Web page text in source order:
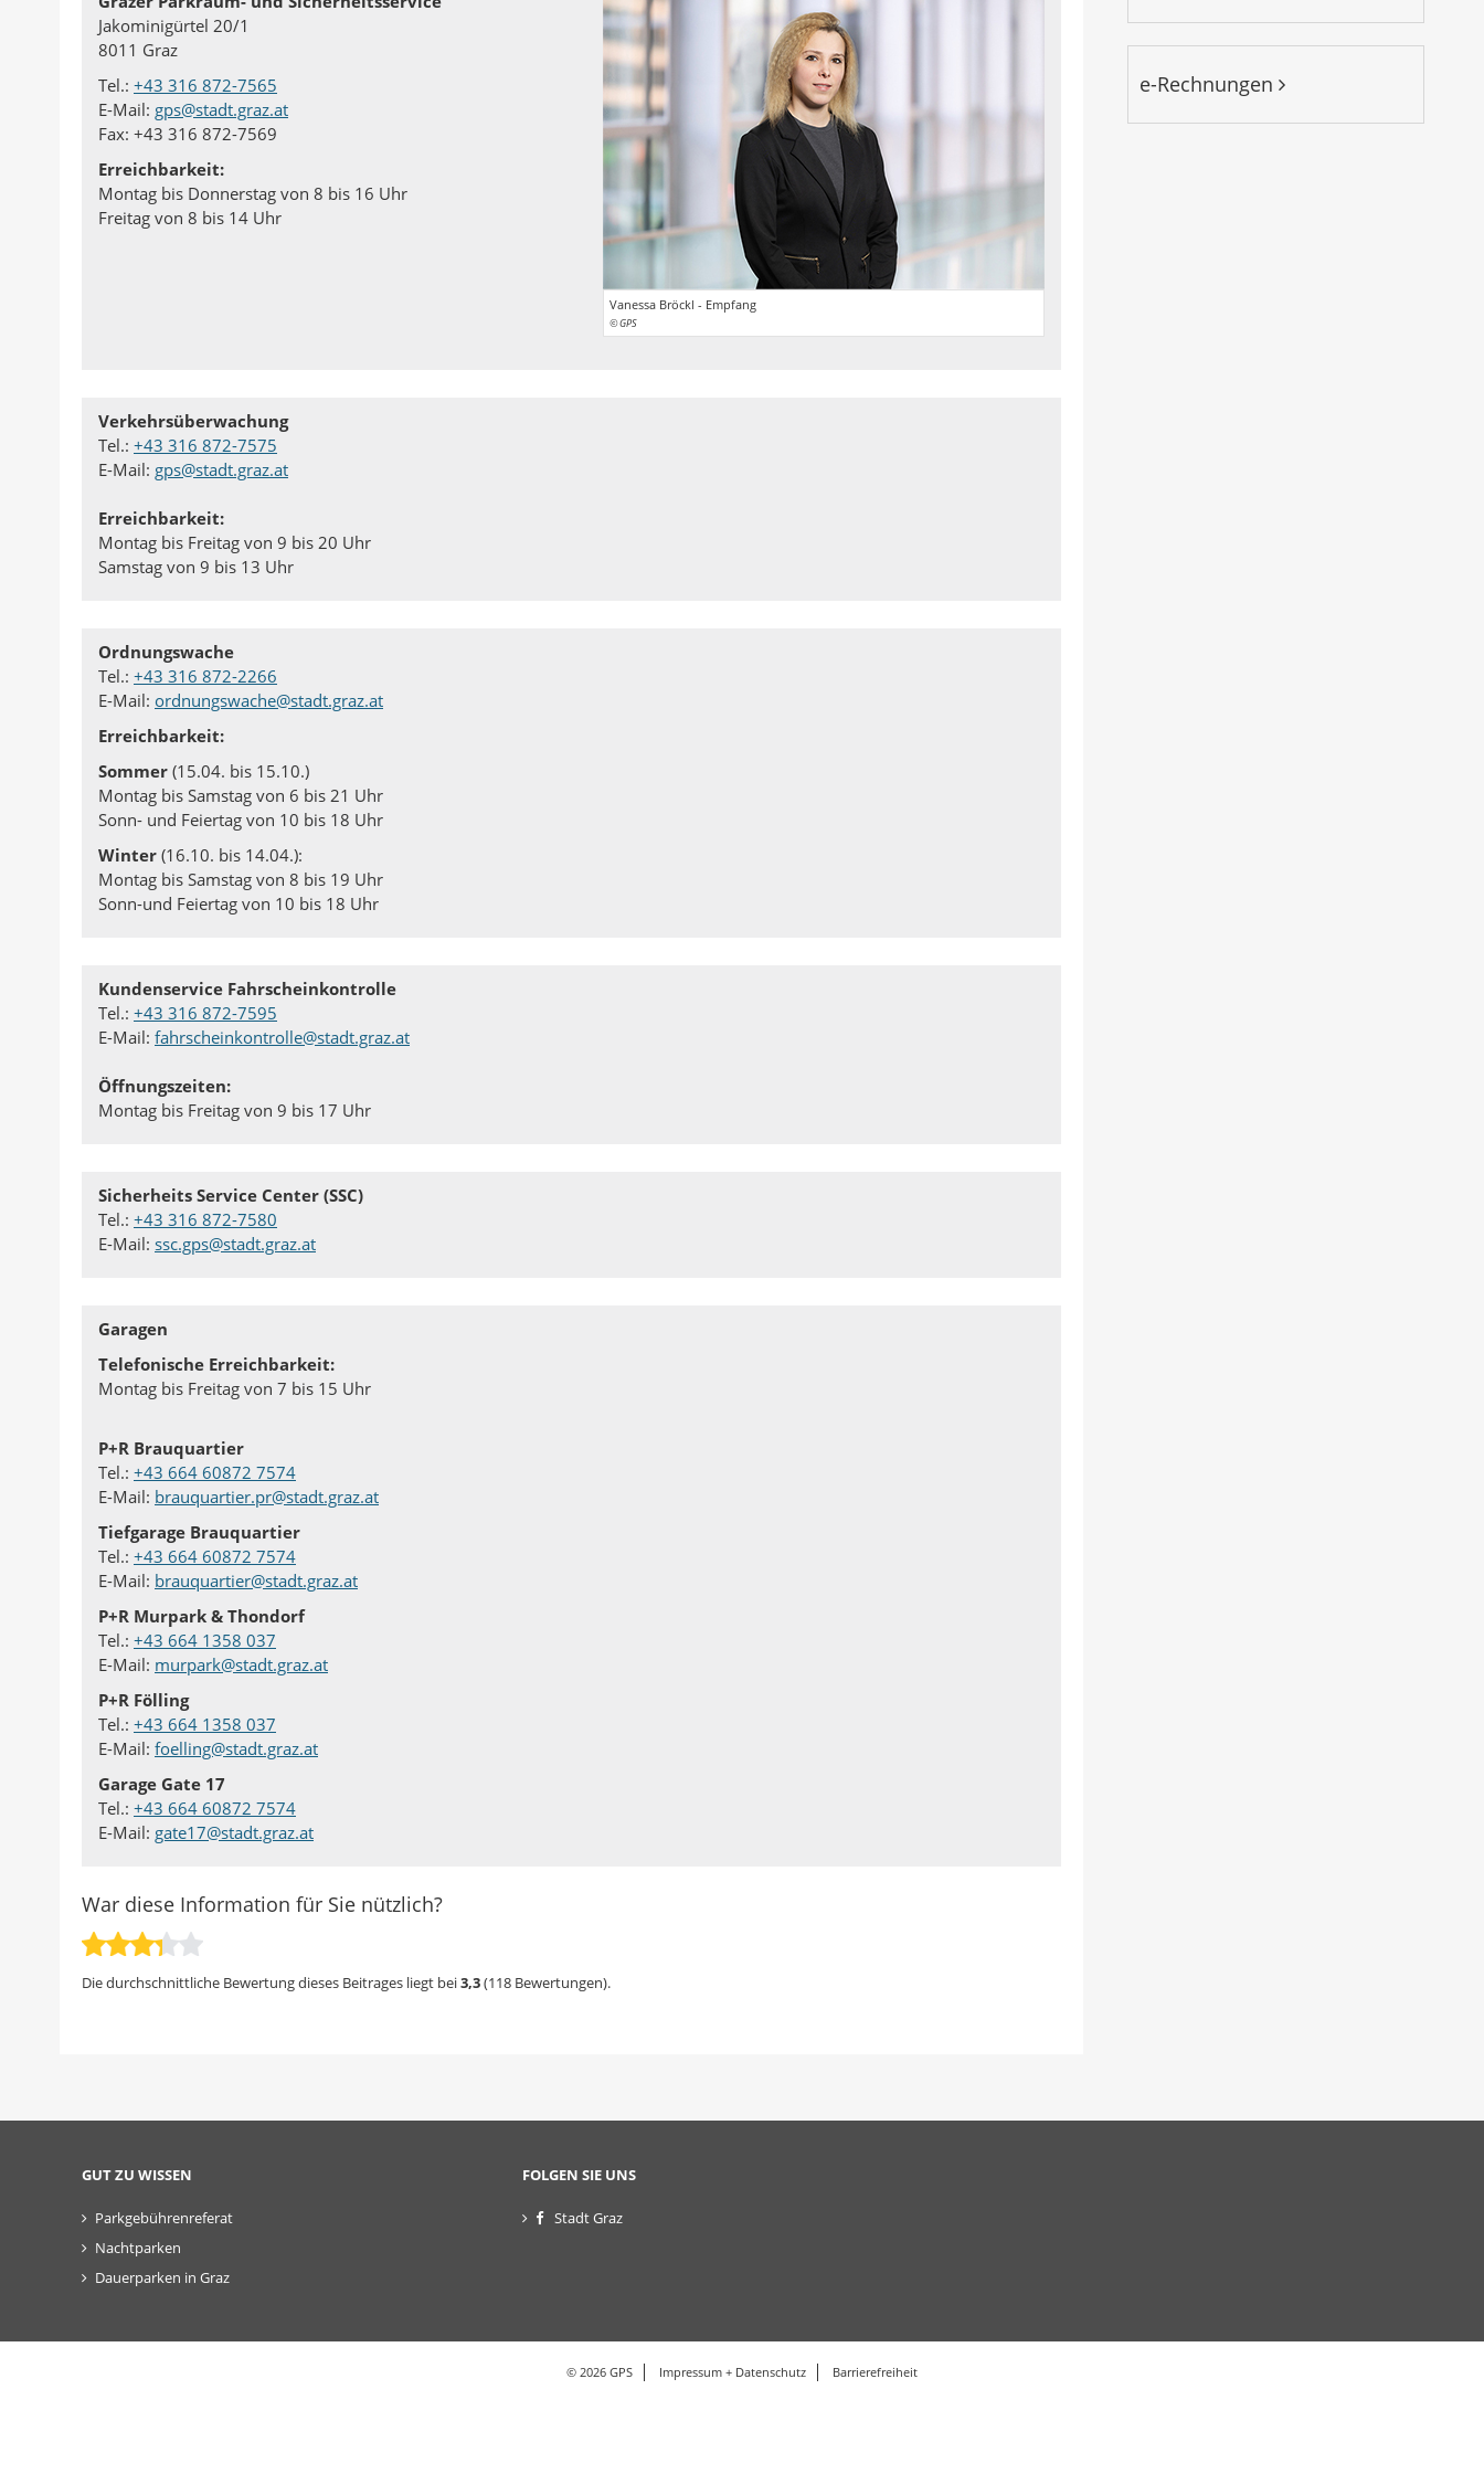
c
d
r
c
k
e
n
n
k
d
I
n
t
e
Vanessa Bröckl - Empfang
© GPS
Jakominigürtel 20/1
8011 Graz
Tel.: +43 316 872-7565
E-Mail: gps@stadt.graz.at
Fax: +43 316 872-7569
Erreichbarkeit:
Montag bis Donnerstag von 8 bis 16 Uhr
Freitag von 8 bis 14 Uhr
Verkehrsüberwachung
Tel.: +43 316 872-7575
E-Mail: gps@stadt.graz.at
Erreichbarkeit:
Montag bis Freitag von 9 bis 20 Uhr
Samstag von 9 bis 13 Uhr
Ordnungswache
Tel.: +43 316 872-2266
E-Mail: ordnungswache@stadt.graz.at
Erreichbarkeit:
Sommer (15.04. bis 15.10.)
Montag bis Samstag von 6 bis 21 Uhr
Sonn- und Feiertag von 10 bis 18 Uhr
Winter (16.10. bis 14.04.):
Montag bis Samstag von 8 bis 19 Uhr
Sonn-und Feiertag von 10 bis 18 Uhr
Kundenservice Fahrscheinkontrolle
Tel.: +43 316 872-7595
E-Mail: fahrscheinkontrolle@stadt.graz.at
Öffnungszeiten:
Montag bis Freitag von 9 bis 17 Uhr
Sicherheits Service Center (SSC)
Tel.: +43 316 872-7580
E-Mail: ssc.gps@stadt.graz.at
Garagen
Telefonische Erreichbarkeit:
Montag bis Freitag von 7 bis 15 Uhr
P+R Brauquartier
Tel.: +43 664 60872 7574
E-Mail: brauquartier.pr@stadt.graz.at
Tiefgarage Brauquartier
Tel.: +43 664 60872 7574
E-Mail: brauquartier@stadt.graz.at
P+R Murpark & Thondorf
Tel.: +43 664 1358 037
E-Mail: murpark@stadt.graz.at
P+R Fölling
Tel.: +43 664 1358 037
E-Mail: foelling@stadt.graz.at
Garage Gate 17
Tel.: +43 664 60872 7574
E-Mail: gate17@stadt.graz.at
War diese Information für Sie nützlich?
Die durchschnittliche Bewertung dieses Beitrages liegt bei3,3(118 Bewertungen).
e-Rechnungen
GUT ZU WISSEN
Parkgebührenreferat
Nachtparken
Dauerparken in Graz
FOLGEN SIE UNS
Stadt Graz
© 2026 GPS Impressum + Datenschutz Barrierefreiheit